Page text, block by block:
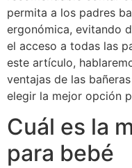
permita a los padres
ergonómica, evitando
el acceso a todas las
este artículo,
ventajas de las
elegir la mejor opción
Cuál es la
para bebé